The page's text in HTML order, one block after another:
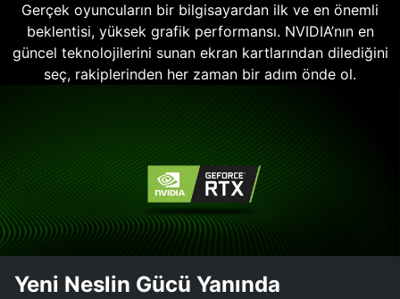
Gerçek oyuncuların bir bilgisayardan ilk ve en önemli
beklentisi, yüksek grafik performansı. NVIDIA’nın en
güncel teknolojilerini sunan ekran kartlarından dilediğini
seç, rakiplerinden her zaman bir adım önde ol.
Yeni Neslin Gücü Yanında